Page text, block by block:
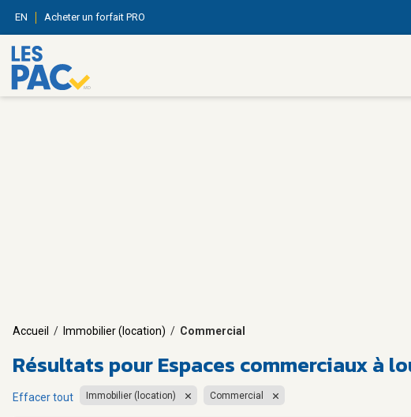
EN Acheter un forfait PRO
Accueil / Immobilier (location) / Commercial
Résultats pourEspaces commerciaux à
Effacer tout Immobilier (location) Commercial